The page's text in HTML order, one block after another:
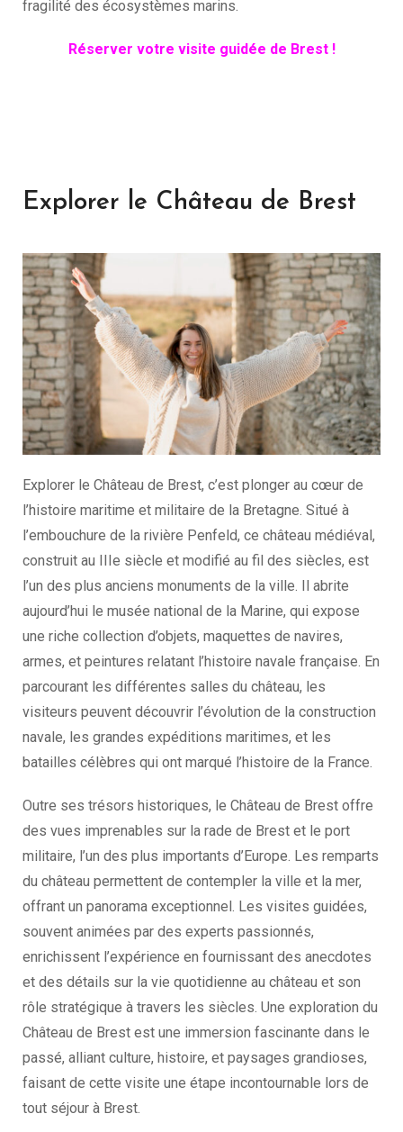
fragilité des écosystèmes marins.
Réserver votre visite guidée de Brest !
Explorer le Château de Brest
Explorer le Château de Brest, c’est plonger au cœur de
l’histoire maritime et militaire de la Bretagne. Situé à
l’embouchure de la rivière Penfeld, ce château médiéval,
construit au IIIe siècle et modifié au fil des siècles, est
l’un des plus anciens monuments de la ville. Il abrite
aujourd’hui le musée national de la Marine, qui expose
une riche collection d’objets, maquettes de navires,
armes, et peintures relatant l’histoire navale française. En
parcourant les différentes salles du château, les
visiteurs peuvent découvrir l’évolution de la construction
navale, les grandes expéditions maritimes, et les
batailles célèbres qui ont marqué l’histoire de la France.
Outre ses trésors historiques, le Château de Brest offre
des vues imprenables sur la rade de Brest et le port
militaire, l’un des plus importants d’Europe. Les remparts
du château permettent de contempler la ville et la mer,
offrant un panorama exceptionnel. Les visites guidées,
souvent animées par des experts passionnés,
enrichissent l’expérience en fournissant des anecdotes
et des détails sur la vie quotidienne au château et son
rôle stratégique à travers les siècles. Une exploration du
Château de Brest est une immersion fascinante dans le
passé, alliant culture, histoire, et paysages grandioses,
faisant de cette visite une étape incontournable lors de
tout séjour à Brest.